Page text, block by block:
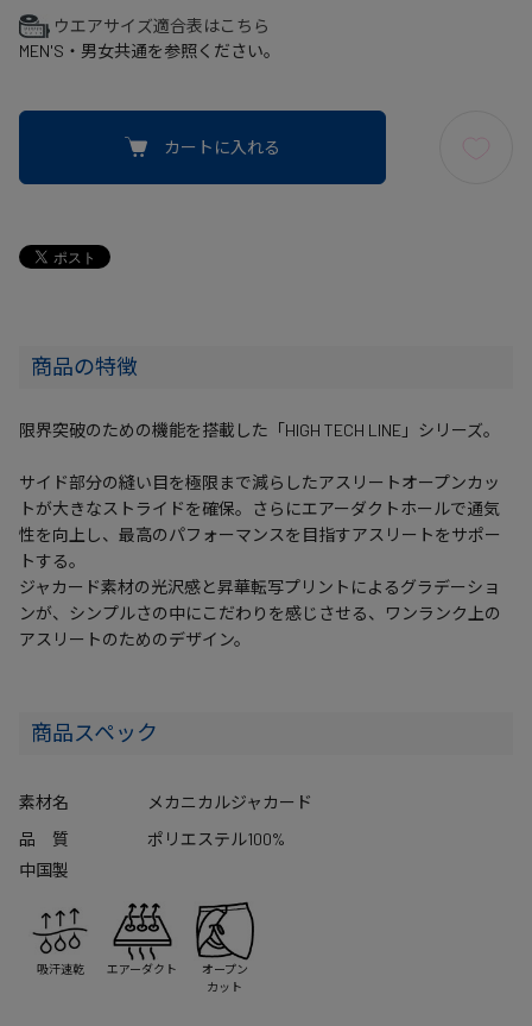
ウエアサイズ適合表はこちら
MEN'S・男女共通を参照ください。
カートに入れる
商品の特徴
限界突破のための機能を搭載した「HIGH TECH LINE」シリーズ。
サイド部分の縫い目を極限まで減らしたアスリートオープンカッ
トが大きなストライドを確保。さらにエアーダクトホールで通気
性を向上し、最高のパフォーマンスを目指すアスリートをサポー
トする。
ジャカード素材の光沢感と昇華転写プリントによるグラデーショ
ンが、シンプルさの中にこだわりを感じさせる、ワンランク上の
アスリートのためのデザイン。
商品スペック
素材名
メカニカルジャカード
品 質
ポリエステル100%
中国製
吸汗速乾 エアーダクト
オープン
カット